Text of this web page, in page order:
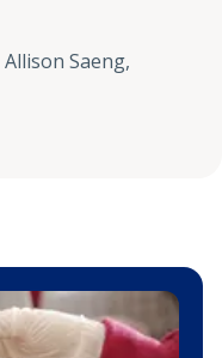
Allison Saeng,